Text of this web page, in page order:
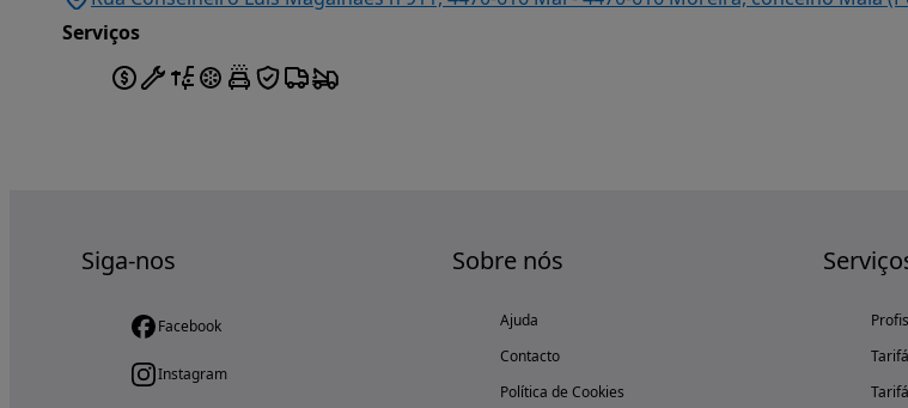
Serviços
Siga-nos
Facebook
Instagram
Sobre nós
Ajuda
Contacto
Política de Cookies